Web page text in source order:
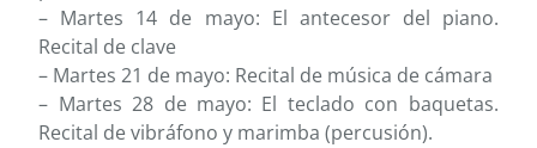
– Martes 14 de mayo: El antecesor del piano.
Recital de clave
– Martes 21 de mayo: Recital de música de cámara
– Martes 28 de mayo: El teclado con baquetas.
Recital de vibráfono y marimba (percusión).